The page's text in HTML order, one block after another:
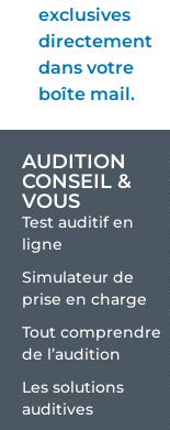
exclusives
directement
dans votre
boîte mail.
AUDITION
CONSEIL &
VOUS
Test auditif en
ligne
Simulateur de
prise en charge
Tout comprendre
de l’audition
Les solutions
auditives